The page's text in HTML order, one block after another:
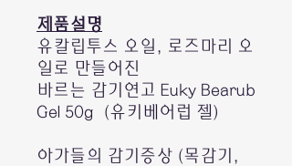
제품설명
유칼립투스 오일, 로즈마리 오
일로 만들어진
바르는 감기연고 Euky Bearub
Gel 50g (유키베어럽 젤)
아가들의 감기증상 (목감기,